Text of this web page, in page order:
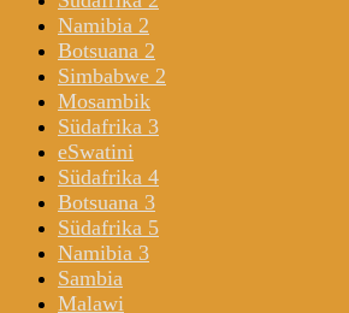
Namibia 2
Botsuana 2
Simbabwe 2
Mosambik
Südafrika 3
eSwatini
Südafrika 4
Botsuana 3
Südafrika 5
Namibia 3
Sambia
Malawi